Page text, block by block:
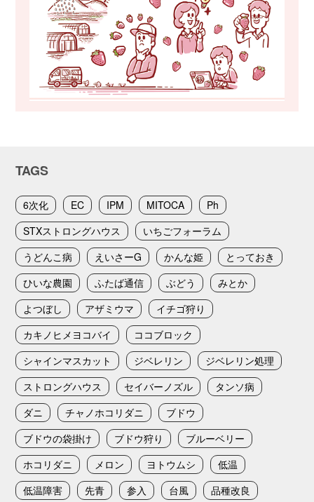
TAGS
6次化 EC IPM MITOCA
Ph
STXストロングハウス
いちごフォーラム
うどんこ病
えいさーG かんな姫
とっておき
ひいな農園
ふたば通信 ぶどう
みとか
よつぼし
アザミウマ
イチゴ狩り
カキノヒメヨコバイ
ココブロック
シャインマスカット
ジベレリン
ジベレリン処理
ストロングハウス
セイバーノズル
タンソ病
ダニ
チャノホコリダニ
ブドウ
ブドウの袋掛け
ブドウ狩り
ブルーベリー
ホコリダニ
メロン ヨトウムシ
低温
低温障害
先青 参入 台風
品種改良